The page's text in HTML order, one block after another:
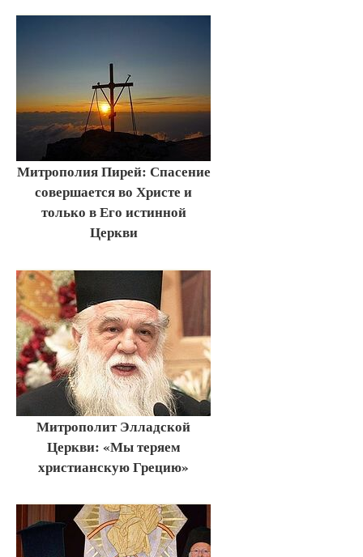
Митрополия Пирей: Спасение
совершается во Христе и
только в Его истинной
Церкви
Митрополит Элладской
Церкви: «Мы теряем
христианскую Грецию»